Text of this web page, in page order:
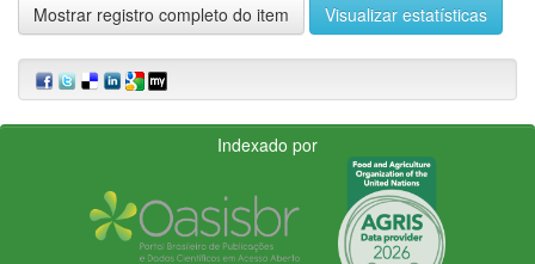
Mostrar registro completo do item Visualizar estatísticas
Indexado por